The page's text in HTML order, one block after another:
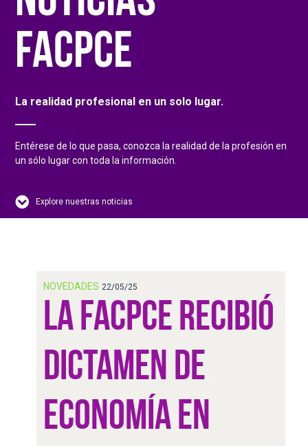
FACPCE
La realidad profesional en un solo lugar.
Entérese de lo que pasa, conozca la realidad de la profesión en
un sólo lugar con toda la información.
Explore nuestras noticias
NOVEDADES 22/05/25
LA FACPCE RECIBIÓ
DICTAMEN DE
ECONOMÍA EN